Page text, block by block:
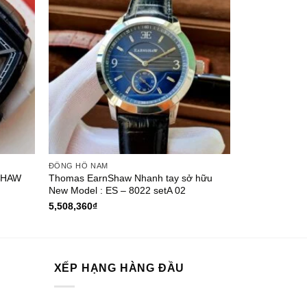
ĐỒNG HỒ NAM
Thomas EarnShaw Nhanh tay sở hữu
New Model : ES – 8022 setA 02
5,508,360₫
XẾP HẠNG HÀNG ĐẦU